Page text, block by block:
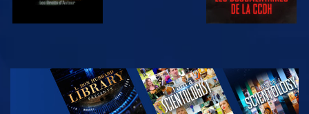
REGARDER
DÉCOUVRIR
LES SÉRIES